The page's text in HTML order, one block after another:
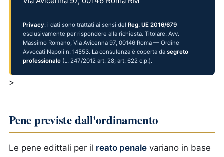
Privacy: i dati sono trattati ai sensi del Reg. UE 2016/679
esclusivamente per rispondere alla richiesta. Titolare: Avv.
Massimo Romano, Via Avicenna 97, 00146 Roma — Ordine
Avvocati Napoli n. 14553. La consulenza è coperta da segreto
professionale (L. 247/2012 art. 28; art. 622 c.p.).
>
Pene previste dall'ordinamento
Le pene edittali per il reato penale variano in base